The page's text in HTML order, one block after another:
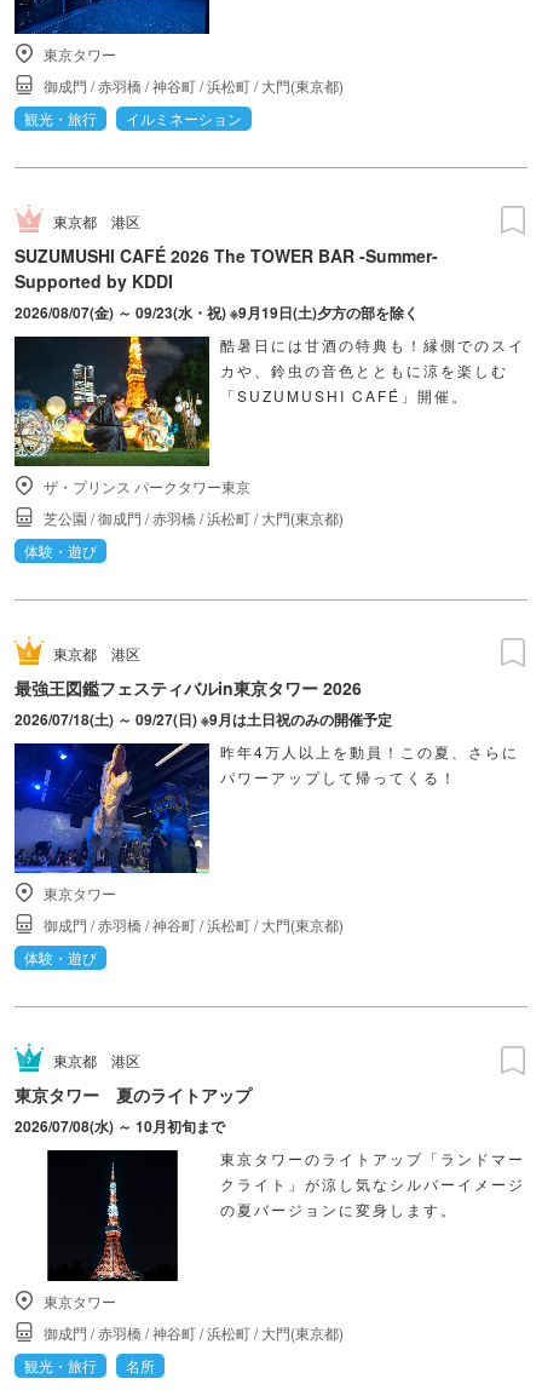
東京タワー
御成門 /赤羽橋/神谷町/浜松町/大門(東京都)
観光・旅行
イルミネーション
東京都 港区
SUZUMUSHI CAFÉ 2026 The TOWER BAR -Summer-
Supported by KDDI
2026/08/07(金) ～ 09/23(水・祝) ※9月19日(土)夕方の部を除く
酷暑日には甘酒の特典も！縁側でのスイ
カや、鈴虫の音色とともに涼を楽しむ
「SUZUMUSHI CAFÉ」開催。
ザ・プリンス パークタワー東京
芝公園 /御成門 /赤羽橋/浜松町/大門(東京都)
体験・遊び
東京都 港区
最強王図鑑フェスティバルin東京タワー 2026
2026/07/18(土) ～ 09/27(日) ※9月は土日祝のみの開催予定
昨年4万人以上を動員！この夏、さらに
パワーアップして帰ってくる！
東京タワー
御成門 /赤羽橋/神谷町/浜松町/大門(東京都)
体験・遊び
東京都 港区
東京タワー 夏のライトアップ
2026/07/08(水) ～ 10月初旬まで
東京タワーのライトアップ「ランドマー
クライト」が涼し気なシルバーイメージ
の夏バージョンに変身します。
東京タワー
御成門 /赤羽橋/神谷町/浜松町/大門(東京都)
観光・旅行
名所